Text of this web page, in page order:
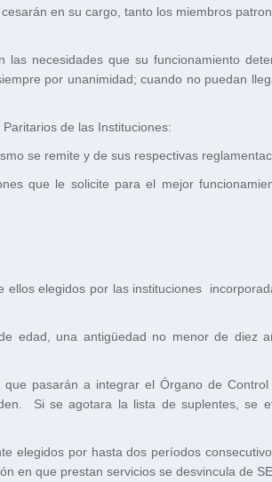
en su cargo, tanto los miembros
necesidades que su funcionamiento
por unanimidad; cuando no puedan
de las Instituciones:
se remite y de sus respectivas
que le solicite para el mejor
elegidos por las instituciones
edad, una antigüedad no menor de diez
pasarán a integrar el Órgano de
Si se agotara la lista de suplentes, se
elegidos por hasta dos períodos
en que prestan servicios se desvincula de